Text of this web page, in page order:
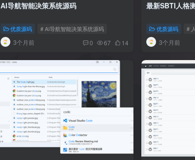
# xiuno论坛 # xiuno插件 # xiuno主题
AI导航智能决策系统源码
优质源码 # AI导航智能决策系统源码
3个月前 0 67 14
最新SBTI人格
优质源码 #
3个月前